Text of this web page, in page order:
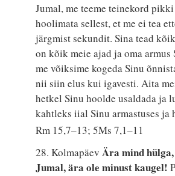
Jumal, me teeme teinekord
hoolimata sellest, et me ei tea
järgmist sekundit. Sina tead
on kõik meie ajad ja oma armus
me võiksime kogeda Sinu
nii siin elus kui igavesti. Aita
hetkel Sinu hoolde usaldada ja
kahtleks iial Sinu armastuses ja
Rm 15,7–13; 5Ms 7,1–11
28. KolmapäevÄra mind
Jumal, ära ole minust kaugel!